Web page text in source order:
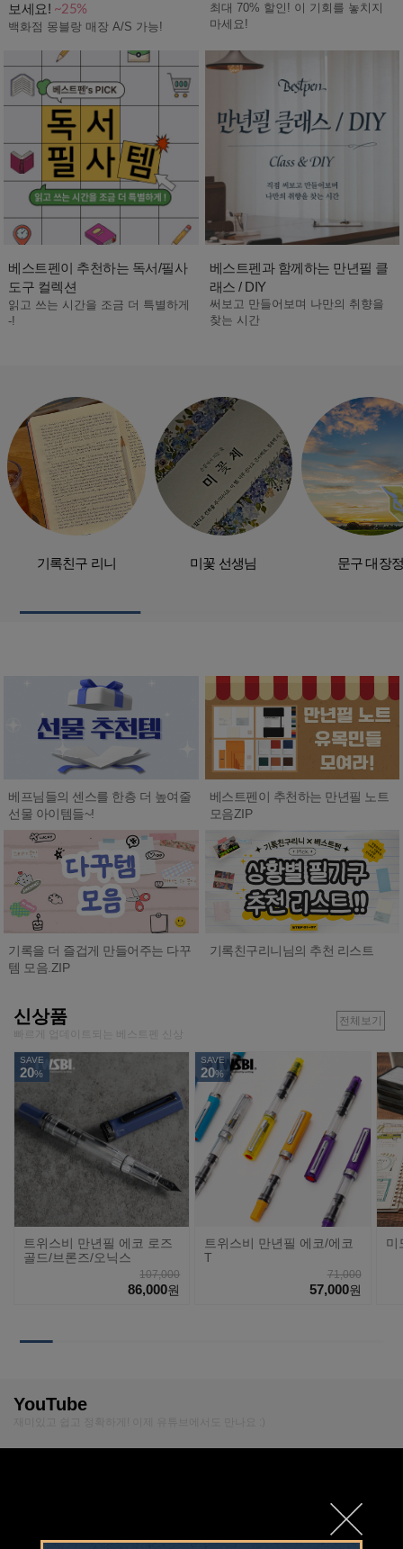
보세요! ~25%
백화점 몽블랑 매장 A/S 가능!
최대 70% 할인! 이 기회를 놓치지
마세요!
베스트펜이 추천하는 독서/필사
도구 컬렉션
읽고 쓰는 시간을 조금 더 특별하게
-!
베스트펜과 함께하는 만년필 클
래스 / DIY
써보고 만들어보며 나만의 취향을
찾는 시간
기록친구 리니 미꽃 선생님 문구 대장정
베프님들의 센스를 한층 더 높여줄
선물 아이템들~!
베스트펜이 추천하는 만년필 노트
모음ZIP
기록을 더 즐겁게 만들어주는 다꾸
템 모음.ZIP
기록친구리니님의 추천 리스트
신상품
빠르게 업데이트되는 베스트펜 신상
전체보기
SAVE
20%
트위스비 만년필 에코 로즈
골드/브론즈/오닉스
107,000
86,000원
SAVE
20%
트위스비 만년필 에코/에코
T
71,000
57,000원
미
YouTube